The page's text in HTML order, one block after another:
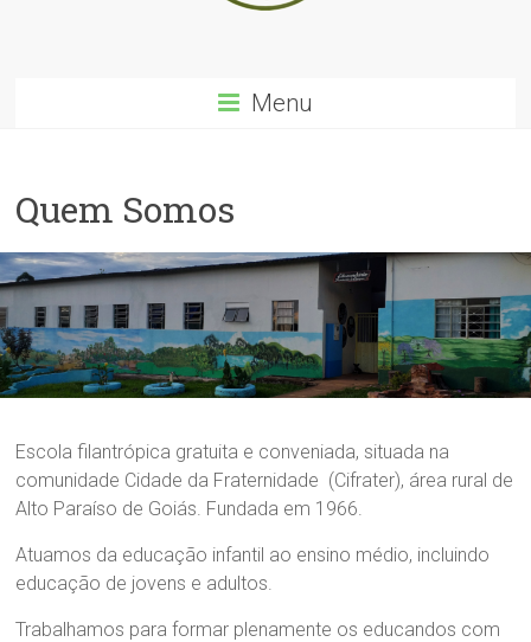
Menu
Quem Somos
Escola filantrópica gratuita e conveniada, situada na
comunidade Cidade da Fraternidade (Cifrater), área rural de
Alto Paraíso de Goiás. Fundada em 1966.
Atuamos da educação infantil ao ensino médio, incluindo
educação de jovens e adultos.
Trabalhamos para formar plenamente os educandos com